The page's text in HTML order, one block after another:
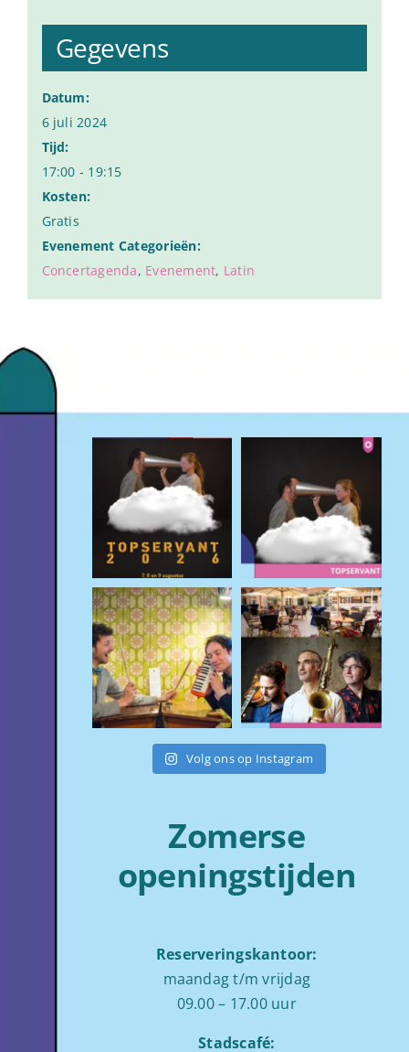
Gegevens
Datum:
6 juli 2024
Tijd:
17:00 - 19:15
Kosten:
Gratis
Evenement Categorieën:
Concertagenda, Evenement, Latin
Volg ons op Instagram
Zomerse
openingstijden
Reserveringskantoor:
maandag t/m vrijdag
09.00 – 17.00 uur
Stadscafé: